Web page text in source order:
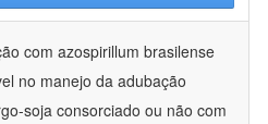
com azospirillum brasilense
no manejo da adubação
soja consorciado ou não com